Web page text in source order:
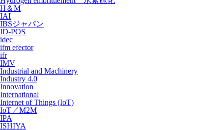
H＆M
IAI
IBSジャパン
ID-POS
idec
ifm efector
ifr
IMV
Industrial and Machinery
Industry 4.0
Innovation
International
Internet of Things (IoT)
IoT／M2M
IPA
ISHIYA